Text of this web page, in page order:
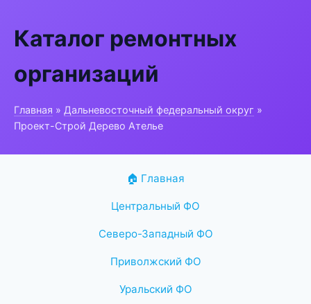
Каталог ремонтных
организаций
Главная » Дальневосточный федеральный округ »
Проект-Строй Дерево Ателье
🏠 Главная
Центральный ФО
Северо-Западный ФО
Приволжский ФО
Уральский ФО